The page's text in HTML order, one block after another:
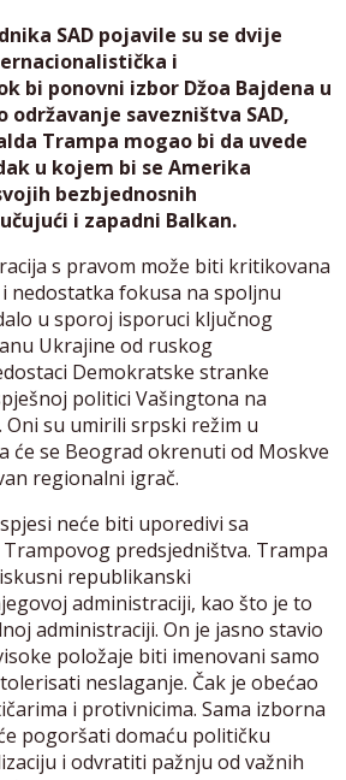
SAD pojavile su se dvije
i
bi ponovni izbor Džoa Bajdena u
savezništva SAD,
Trampa mogao bi da uvede
u kojem bi se Amerika
bezbjednosnih
i zapadni Balkan.
s pravom može biti kritikovana
nedostatka fokusa na spoljnu
u sporoj isporuci ključnog
Ukrajine od ruskog
Demokratske stranke
politici Vašingtona na
Oni su umirili srpski režim u
će se Beograd okrenuti od Moskve
regionalni igrač.
neće biti uporedivi sa
predsjedništva. Trampa
republikanski
administraciji, kao što je to
administraciji. On je jasno stavio
položaje biti imenovani samo
neslaganje. Čak je obećao
i protivnicima. Sama izborna
pogoršati domaću političku
i odvratiti pažnju od važnih